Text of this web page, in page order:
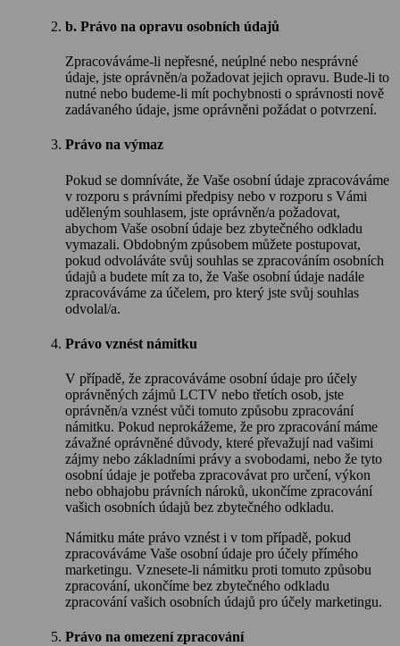
b. Právo na opravu osobních údajů
Zpracováváme-li nepřesné, neúplné nebo nesprávné
údaje, jste oprávněn/a požadovat jejich opravu. Bude-li to
nutné nebo budeme-li mít pochybnosti o správnosti nově
zadávaného údaje, jsme oprávněni požádat o potvrzení.
Právo na výmaz
Pokud se domníváte, že Vaše osobní údaje zpracováváme
v rozporu s právními předpisy nebo v rozporu s Vámi
uděleným souhlasem, jste oprávněn/a požadovat,
abychom Vaše osobní údaje bez zbytečného odkladu
vymazali. Obdobným způsobem můžete postupovat,
pokud odvoláváte svůj souhlas se zpracováním osobních
údajů a budete mít za to, že Vaše osobní údaje nadále
zpracováváme za účelem, pro který jste svůj souhlas
odvolal/a.
Právo vznést námitku
V případě, že zpracováváme osobní údaje pro účely
oprávněných zájmů LCTV nebo třetích osob, jste
oprávněn/a vznést vůči tomuto způsobu zpracování
námitku. Pokud neprokážeme, že pro zpracování máme
závažné oprávněné důvody, které převažují nad vašimi
zájmy nebo základními právy a svobodami, nebo že tyto
osobní údaje je potřeba zpracovávat pro určení, výkon
nebo obhajobu právních nároků, ukončíme zpracování
vašich osobních údajů bez zbytečného odkladu.
Námitku máte právo vznést i v tom případě, pokud
zpracováváme Vaše osobní údaje pro účely přímého
marketingu. Vznesete-li námitku proti tomuto způsobu
zpracování, ukončíme bez zbytečného odkladu
zpracování vašich osobních údajů pro účely marketingu.
Právo na omezení zpracování